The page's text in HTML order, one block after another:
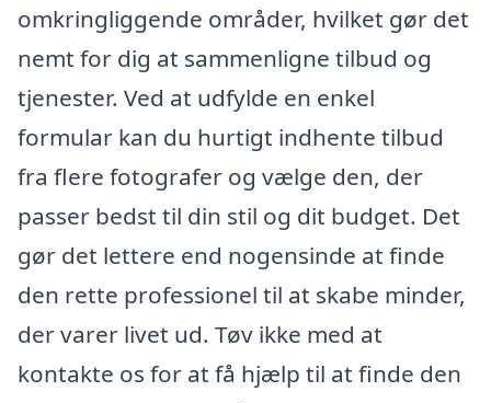
omkringliggende områder, hvilket gør det
nemt for dig at sammenligne tilbud og
tjenester. Ved at udfylde en enkel
formular kan du hurtigt indhente tilbud
fra flere fotografer og vælge den, der
passer bedst til din stil og dit budget. Det
gør det lettere end nogensinde at finde
den rette professionel til at skabe minder,
der varer livet ud. Tøv ikke med at
kontakte os for at få hjælp til at finde den